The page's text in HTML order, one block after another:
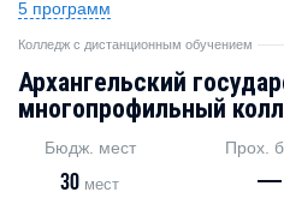
5 программ
Колледж с дистанционным обучением
Архангельский
многопрофильный
Бюдж. мест
30 мест
Прох.
—